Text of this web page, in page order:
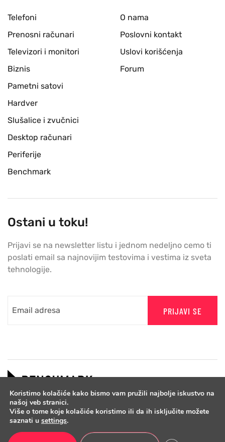
Telefoni
Prenosni računari
Televizori i monitori
Biznis
Pametni satovi
Hardver
Slušalice i zvučnici
Desktop računari
Periferije
Benchmark
O nama
Poslovni kontakt
Uslovi korišćenja
Forum
Ostani u toku!
Prijavi se na newsletter listu i jednom nedeljno cemo ti
poslati email sa najnovijim testovima i vestima iz sveta
tehnologije.
PRIJAVI SE
Koristimo kolačiće kako bismo vam pružili najbolje iskustvo na
našoj veb stranici.
Više o tome koje kolačiće koristimo ili da ih isključite možete
saznati u settings.